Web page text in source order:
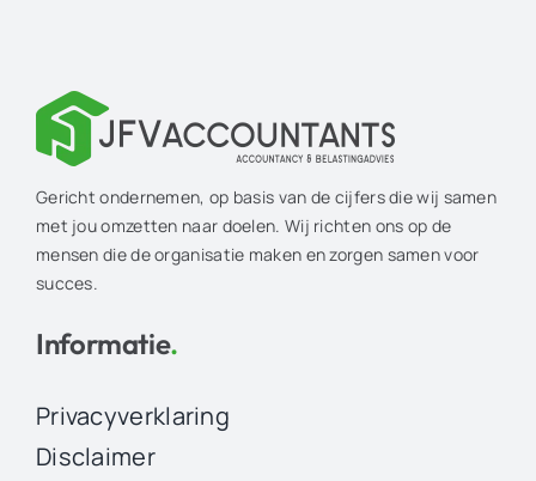
Gericht ondernemen, op basis van de cijfers die wij samen
met jou omzetten naar doelen. Wij richten ons op de
mensen die de organisatie maken en zorgen samen voor
succes.
Informatie.
Privacyverklaring
Disclaimer